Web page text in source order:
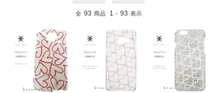
全 93 商品 1 - 93 表示